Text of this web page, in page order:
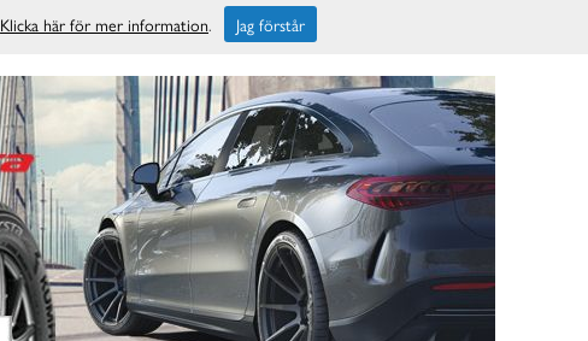
Klicka här för mer information. Jag förstår